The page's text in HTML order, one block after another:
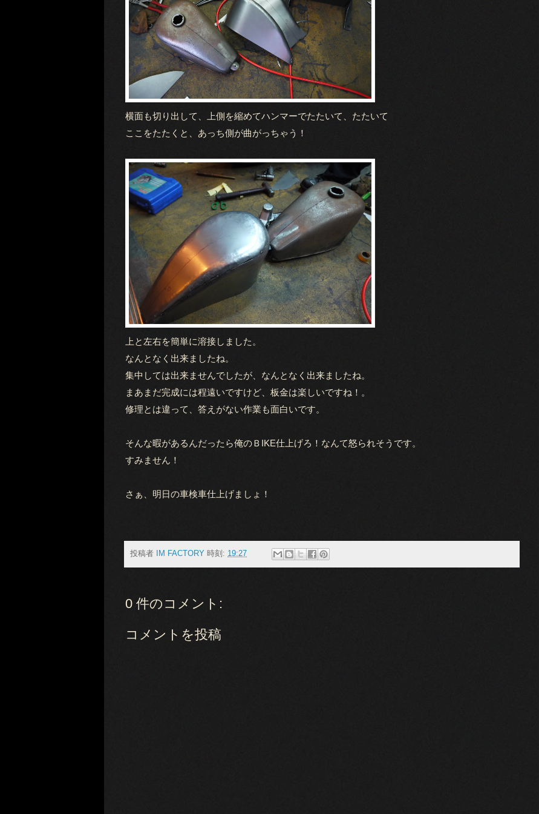
横面も切り出して、上側を縮めてハンマーでたたいて、たたいて
ここをたたくと、あっち側が曲がっちゃう！
上と左右を簡単に溶接しました。
なんとなく出来ましたね。
集中しては出来ませんでしたが、なんとなく出来ましたね。
まあまだ完成には程遠いですけど、板金は楽しいですね！。
修理とは違って、答えがない作業も面白いです。
そんな暇があるんだったら俺のＢIKE仕上げろ！なんて怒られそうです。
すみません！
さぁ、明日の車検車仕上げましょ！
投稿者 IM FACTORY 時刻: 19:27
0 件のコメント:
コメントを投稿